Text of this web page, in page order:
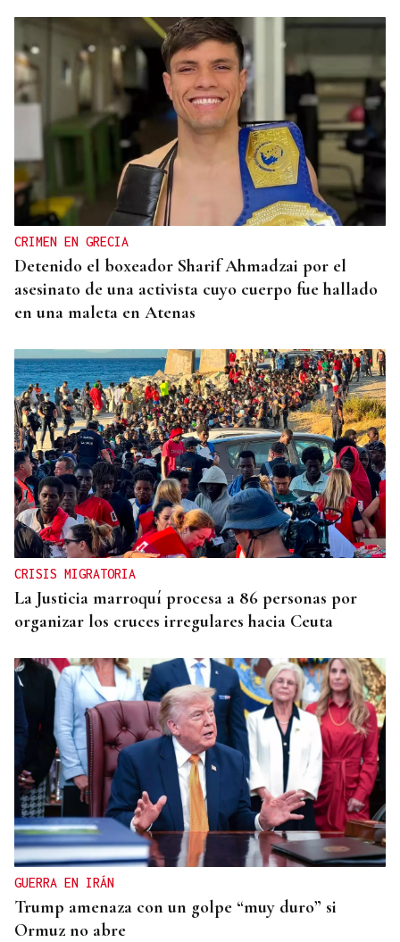
CRIMEN EN GRECIA
Detenido el boxeador Sharif Ahmadzai por el
asesinato de una activista cuyo cuerpo fue hallado
en una maleta en Atenas
CRISIS MIGRATORIA
La Justicia marroquí procesa a 86 personas por
organizar los cruces irregulares hacia Ceuta
GUERRA EN IRÁN
Trump amenaza con un golpe “muy duro” si
Ormuz no abre